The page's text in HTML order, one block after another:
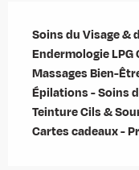
Soins du Visage &
Endermologie
Massages Bien-
Épilations - Soins
Teinture Cils &
Cartes cadeaux -